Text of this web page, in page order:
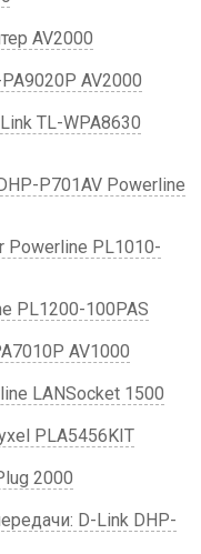
AV2000
AV2000
TL-WPA8630
P701AV Powerline
Powerline PL1010-
PL1200-100PAS
AV1000
LANSocket 1500
PLA5456KIT
2000
D-Link DHP-